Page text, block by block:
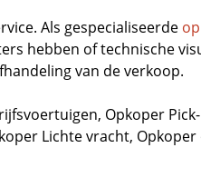
Als gespecialiseerde
hebben of technische
van de verkoop.
, Opkoper
Lichte vracht,